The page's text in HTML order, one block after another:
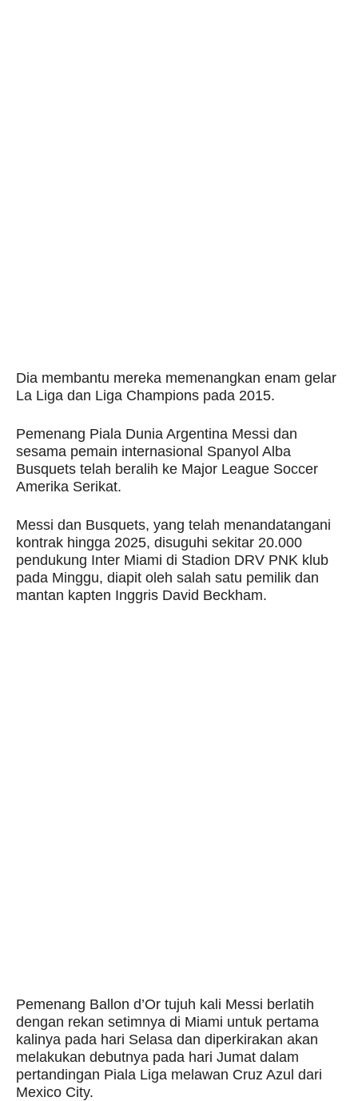
Dia membantu mereka memenangkan enam gelar
La Liga dan Liga Champions pada 2015.
Pemenang Piala Dunia Argentina Messi dan
sesama pemain internasional Spanyol Alba
Busquets telah beralih ke Major League Soccer
Amerika Serikat.
Messi dan Busquets, yang telah menandatangani
kontrak hingga 2025, disuguhi sekitar 20.000
pendukung Inter Miami di Stadion DRV PNK klub
pada Minggu, diapit oleh salah satu pemilik dan
mantan kapten Inggris David Beckham.
Pemenang Ballon d’Or tujuh kali Messi berlatih
dengan rekan setimnya di Miami untuk pertama
kalinya pada hari Selasa dan diperkirakan akan
melakukan debutnya pada hari Jumat dalam
pertandingan Piala Liga melawan Cruz Azul dari
Mexico City.